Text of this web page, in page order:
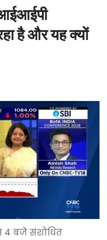
है और यह क्यों
4 बजे संशोधित